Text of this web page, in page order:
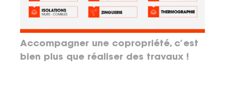
Accompagner une copropriété, c’est
bien plus que réaliser des travaux !